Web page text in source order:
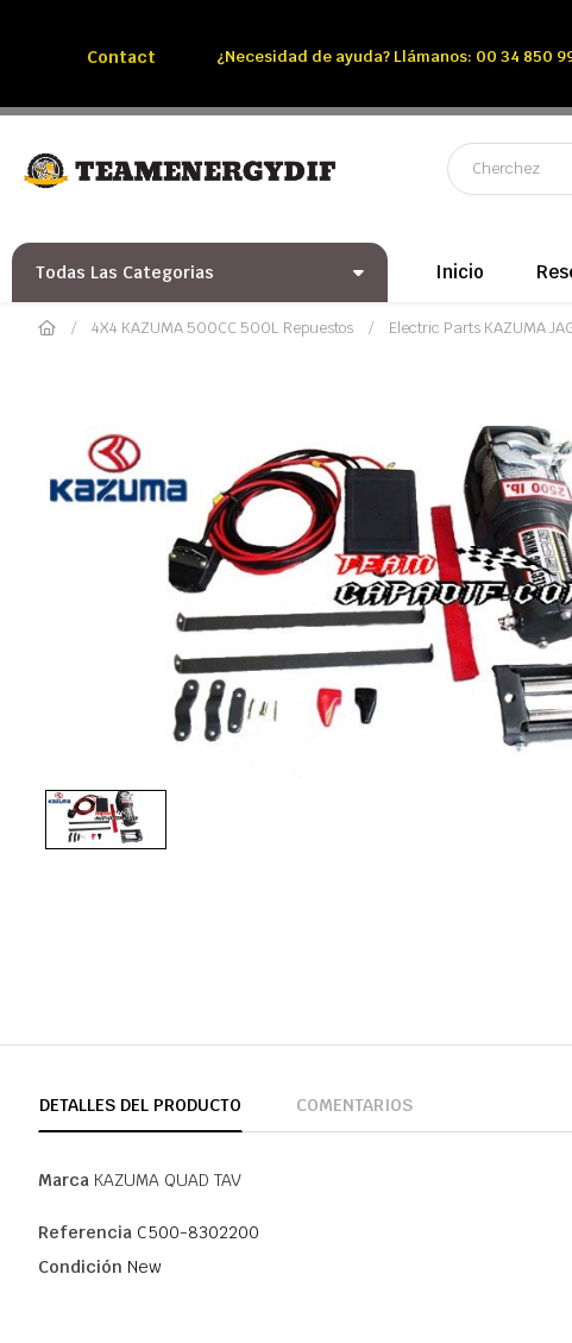
Contact ¿Necesidad de ayuda? Llámanos: 00 34 850
Todas Las Categorias Inicio
4X4 KAZUMA 500CC 500L Repuestos Electric Parts KAZUMA
DETALLES DEL PRODUCTO COMENTARIOS
Marca KAZUMA QUAD TAV
Referencia C500-8302200
Condición New